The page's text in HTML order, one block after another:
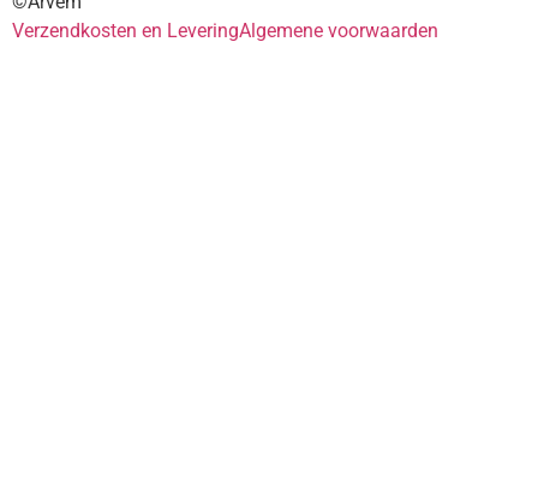
Verzendkosten en LeveringAlgemene voorwaarden